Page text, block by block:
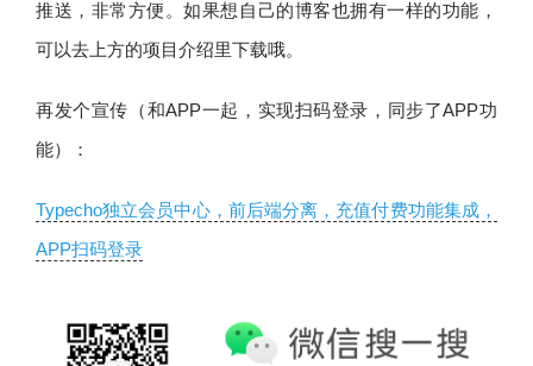
推送，非常方便。如果想自己的博客也拥有一样的功能，
可以去上方的项目介绍里下载哦。
再发个宣传（和APP一起，实现扫码登录，同步了APP功
能）：
Typecho独立会员中心，前后端分离，充值付费功能集成，
APP扫码登录